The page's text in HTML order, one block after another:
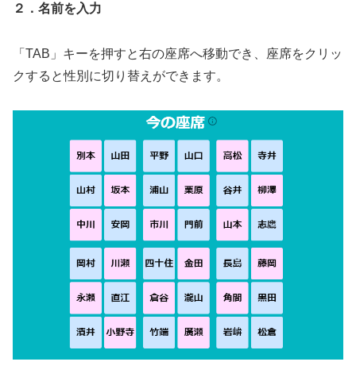
２．名前を入力
「TAB」キーを押すと右の座席へ移動でき、座席をクリッ
クすると性別に切り替えができます。